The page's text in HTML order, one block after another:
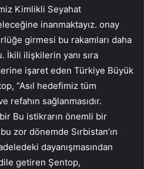
Kimlikli Seyahat
inanmaktayız. onay
girmesi bu rakamları daha
İkili ilişkilerin yanı sıra
işaret eden Türkiye Büyük
“Asıl hedefimiz tüm
refahın sağlanmasıdır.
Bu istikrarın önemli bir
zor dönemde Sırbistan’ın
dayanışmasından
getiren Şentop,